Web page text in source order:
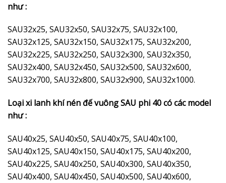
như :
SAU32x25, SAU32x50, SAU32x75, SAU32x100,
SAU32x125, SAU32x150, SAU32x175, SAU32x200,
SAU32x225, SAU32x250, SAU32x300, SAU32x350,
SAU32x400, SAU32x450, SAU32x500, SAU32x600,
SAU32x700, SAU32x800, SAU32x900, SAU32x1000.
Loại xi lanh khí nén đế vuông SAU phi 40 có các model
như :
SAU40x25, SAU40x50, SAU40x75, SAU40x100,
SAU40x125, SAU40x150, SAU40x175, SAU40x200,
SAU40x225, SAU40x250, SAU40x300, SAU40x350,
SAU40x400, SAU40x450, SAU40x500, SAU40x600,